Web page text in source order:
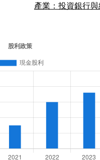
產業：投資銀行